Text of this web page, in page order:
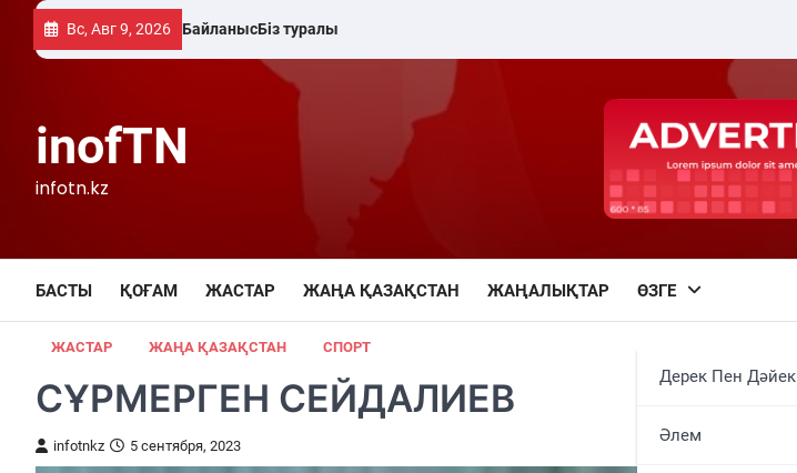
content
Вс, Авг 9, 2026 БайланысБіз туралы
inofTN
infotn.kz
БАСТЫ ҚОҒАМ ЖАСТАР ЖАҢА ҚАЗАҚСТАН ЖАҢАЛЫҚТАР ӨЗГЕ
Дерек Пен Дәйек
Әлем
ЖАСТАР ЖАҢА ҚАЗАҚСТАН СПОРТ
СҰРМЕРГЕН СЕЙДАЛИЕВ
infotnkz 5 сентября, 2023